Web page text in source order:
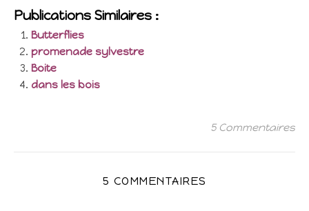
Publications Similaires :
Butterflies
promenade sylvestre
Boite
dans les bois
5 Commentaires
5 COMMENTAIRES